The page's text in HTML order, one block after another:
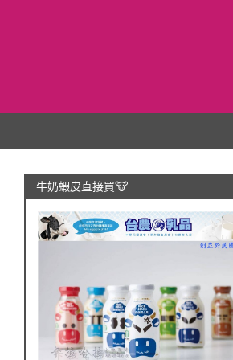
牛奶蝦皮直接買🐮